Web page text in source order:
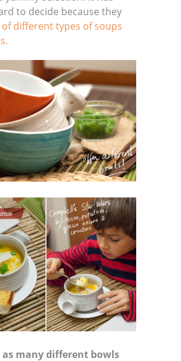
to decide because they
different types of soups
many different bowls